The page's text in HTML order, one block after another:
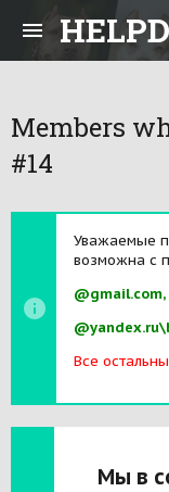
Members
#14
Уважаемые
возможна с
Все
Мы в